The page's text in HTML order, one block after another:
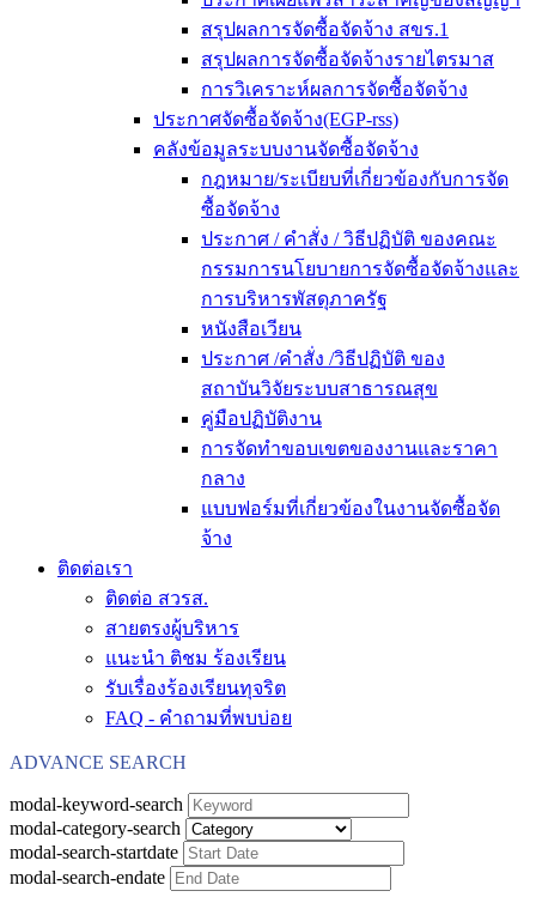
สรุปผลการจัดซื้อจัดจ้าง สขร.1
สรุปผลการจัดซื้อจัดจ้างรายไตรมาส
การวิเคราะห์ผลการจัดซื้อจัดจ้าง
ประกาศจัดซื้อจัดจ้าง(EGP-rss)
คลังข้อมูลระบบงานจัดซื้อจัดจ้าง
กฎหมาย/ระเบียบที่เกี่ยวข้องกับการจัด
ซื้อจัดจ้าง
ประกาศ / คำสั่ง / วิธีปฏิบัติ ของคณะ
กรรมการนโยบายการจัดซื้อจัดจ้างและ
การบริหารพัสดุภาครัฐ
หนังสือเวียน
ประกาศ /คำสั่ง /วิธีปฏิบัติ ของ
สถาบันวิจัยระบบสาธารณสุข
คู่มือปฏิบัติงาน
การจัดทำขอบเขตของงานและราคา
กลาง
แบบฟอร์มที่เกี่ยวข้องในงานจัดซื้อจัด
จ้าง
ติดต่อเรา
ติดต่อ สวรส.
สายตรงผู้บริหาร
แนะนำ ติชม ร้องเรียน
รับเรื่องร้องเรียนทุจริต
FAQ - คำถามที่พบบ่อย
ADVANCE SEARCH
modal-keyword-search
modal-category-search
modal-search-startdate
modal-search-endate